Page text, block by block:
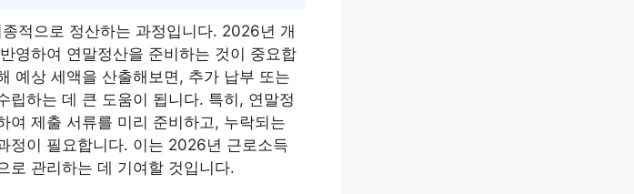
적으로 정산하는 과정입니다. 2026년 개
영하여 연말정산을 준비하는 것이 중요합
예상 세액을 산출해보면, 추가 납부 또는
립하는 데 큰 도움이 됩니다. 특히, 연말정
여 제출 서류를 미리 준비하고, 누락되는
정이 필요합니다. 이는 2026년 근로소득
로 관리하는 데 기여할 것입니다.